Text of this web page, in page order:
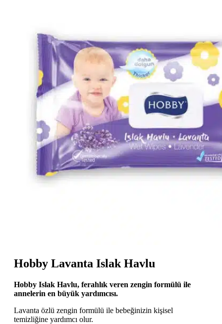
Hobby Lavanta Islak Havlu
Hobby Islak Havlu, ferahlık veren zengin formülü ile
annelerin en büyük yardımcısı.
Lavanta özlü zengin formülü ile bebeğinizin kişisel
temizliğine yardımcı olur.